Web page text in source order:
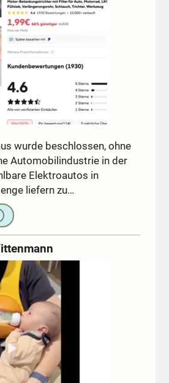
wurde beschlossen, ohne
Automobilindustrie in der
Elektroautos in
liefern zu…